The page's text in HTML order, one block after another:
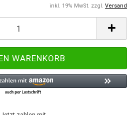
inkl. 19% MwSt. zzgl. Versand